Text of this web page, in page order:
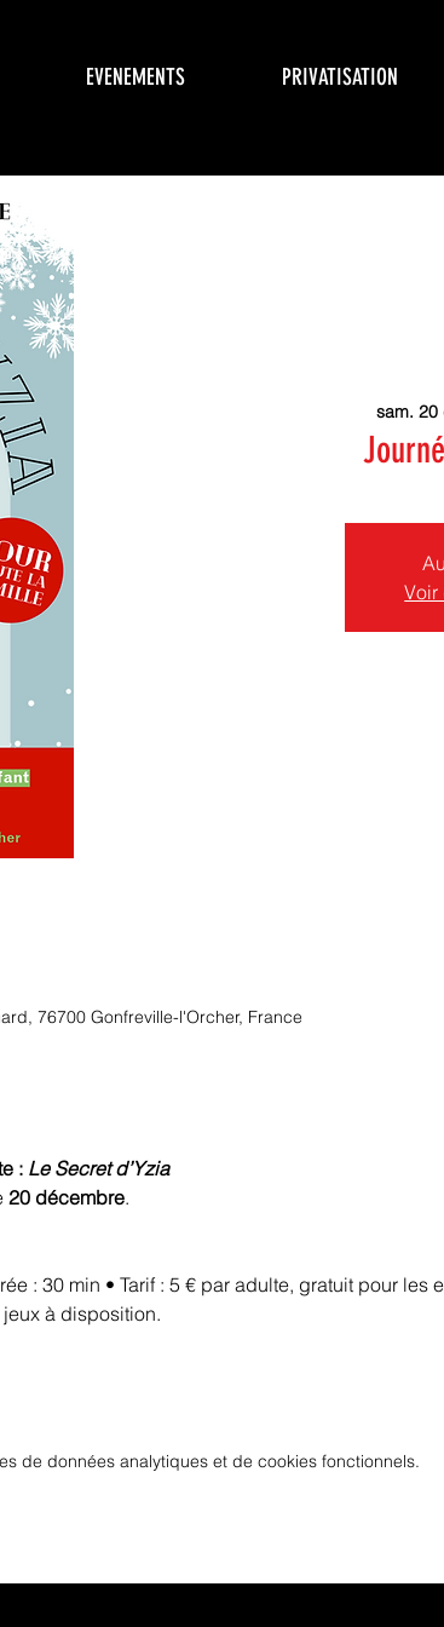
EVENEMENTS PRIVATISATION
sam. 20
Voir
76700 Gonfreville-l'Orcher, France
: Le Secret d’Yzia
20 décembre.
: 30 min • Tarif : 5 € par adulte, gratuit pour les
à disposition.
de données analytiques et de cookies fonctionnels.